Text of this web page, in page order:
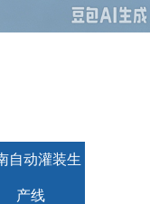
自动灌装生
产线